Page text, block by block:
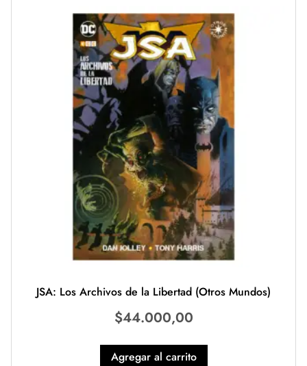
JSA: Los Archivos de la Libertad (Otros Mundos)
$44.000,00
Agregar al carrito